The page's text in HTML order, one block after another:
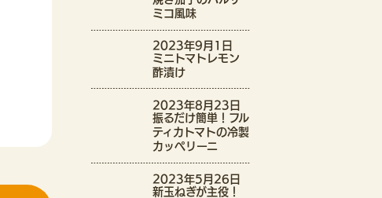
ミコ風味
2023年9月1日
ミニトマトレモン
酢漬け
2023年8月23日
振るだけ簡単！フル
ティカトマトの冷製
カッペリーニ
2023年5月26日
新玉ねぎが主役！